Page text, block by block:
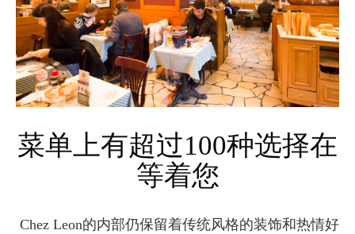
菜单上有超过100种选择在
等着您
Chez Leon的内部仍保留着传统风格的装饰和热情好